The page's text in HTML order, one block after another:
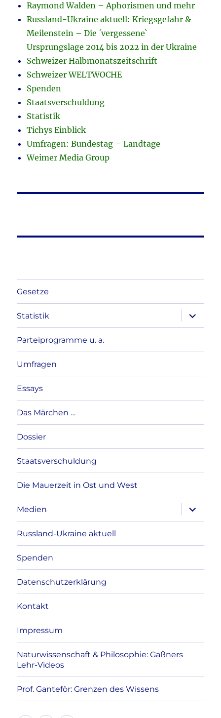
Raymond Walden – Aphorismen und mehr
Russland-Ukraine aktuell: Kriegsgefahr &
Meilenstein – Die ´vergessene`
Ursprungslage 2014 bis 2022 in der Ukraine
Schweizer Halbmonatszeitschrift
Schweizer WELTWOCHE
Spenden
Staatsverschuldung
Statistik
Tichys Einblick
Umfragen: Bundestag – Landtage
Weimer Media Group
Gesetze
Statistik
anzeigen
Parteiprogramme u. a.
Umfragen
Essays
Das Märchen …
Dossier
Staatsverschuldung
Die Mauerzeit in Ost und West
Medien
anzeigen
Russland-Ukraine aktuell
Spenden
Datenschutzerklärung
Kontakt
Impressum
Naturwissenschaft & Philosophie: Gaßners
Lehr-Videos
Prof. Ganteför: Grenzen des Wissens